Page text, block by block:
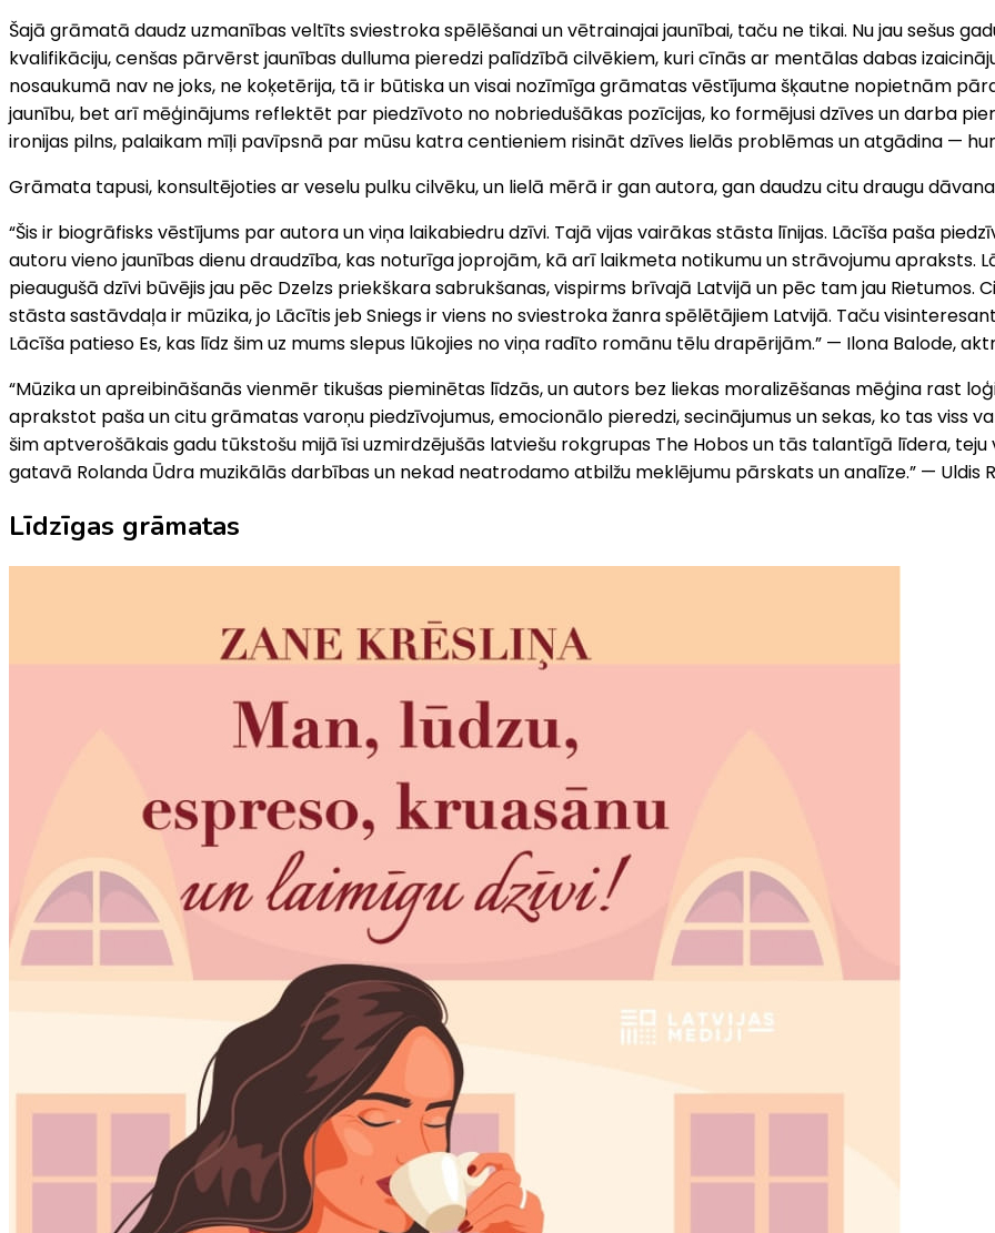
Šajā grāmatā daudz uzmanības veltīts sviestroka spēlēšanai un vētrainajai jaunībai, taču ne tikai. Nu jau sešus
kvalifikāciju, cenšas pārvērst jaunības dulluma pieredzi palīdzībā cilvēkiem, kuri cīnās ar mentālas dabas
nosaukumā nav ne joks, ne koķetērija, tā ir būtiska un visai nozīmīga grāmatas vēstījuma šķautne nopietnām
jaunību, bet arī mēģinājums reflektēt par piedzīvoto no nobriedušākas pozīcijas, ko formējusi dzīves un darba
ironijas pilns, palaikam mīļi pavīpsnā par mūsu katra centieniem risināt dzīves lielās problēmas un atgādina —
Grāmata tapusi, konsultējoties ar veselu pulku cilvēku, un lielā mērā ir gan autora, gan daudzu citu draugu
“Šis ir biogrāfisks vēstījums par autora un viņa laikabiedru dzīvi. Tajā vijas vairākas stāsta līnijas. Lācīša paša
autoru vieno jaunības dienu draudzība, kas noturīga joprojām, kā arī laikmeta notikumu un strāvojumu apraksts.
pieaugušā dzīvi būvējis jau pēc Dzelzs priekškara sabrukšanas, vispirms brīvajā Latvijā un pēc tam jau
stāsta sastāvdaļa ir mūzika, jo Lācītis jeb Sniegs ir viens no sviestroka žanra spēlētājiem Latvijā. Taču
Lācīša patieso Es, kas līdz šim uz mums slepus lūkojies no viņa radīto romānu tēlu drapērijām.” — Ilona Balode,
“Mūzika un apreibināšanās vienmēr tikušas pieminētas līdzās, un autors bez liekas moralizēšanas mēģina rast
aprakstot paša un citu grāmatas varoņu piedzīvojumus, emocionālo pieredzi, secinājumus un sekas, ko tas viss
šim aptverošākais gadu tūkstošu mijā īsi uzmirdzējušās latviešu rokgrupas The Hobos un tās talantīgā līdera,
gatavā Rolanda Ūdra muzikālās darbības un nekad neatrodamo atbilžu meklējumu pārskats un analīze.” — Uldis
Līdzīgas grāmatas